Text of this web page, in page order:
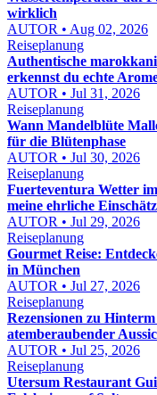
wirklich
AUTOR • Aug 02, 2026
Reiseplanung
Authentische
erkennst du echte
AUTOR • Jul 31, 2026
Reiseplanung
Wann Mandelblüte
für die Blütenphase
AUTOR • Jul 30, 2026
Reiseplanung
Fuerteventura Wetter
meine ehrliche
AUTOR • Jul 29, 2026
Reiseplanung
Gourmet Reise:
in München
AUTOR • Jul 27, 2026
Reiseplanung
Rezensionen zu
atemberaubender
AUTOR • Jul 25, 2026
Reiseplanung
Utersum Restaurant